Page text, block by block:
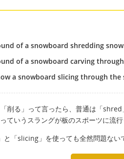
of a snowboard shredding
of a snowboard carving
a snowboard slicing through the
削る」って言ったら、普通は「
ていうスラングが板のスポーツに流
「slicing」を使っても全然問題ない